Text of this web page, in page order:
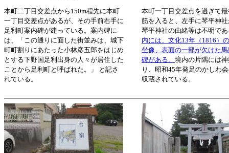
本町二丁目交差点から150m程先に本町
一丁目交差点があるが、その手前右手に
足利町案内碑が建っている。案内碑に
は、「この通りに面した街並みは、城下
町町割りにあたった小林彦五郎をはじめ
とする下野国足利出身の人々が居住した
ことから足利町と呼ばれた。」 と記さ
れている。
本町一丁目交差点を過ぎて
筋を入ると、左手に琴平神
琴平神社の由緒等は不明で
内には、文化13年（1816）
坐像、表面の一部が欠けた
碑がある。 境内の片隅には
り、昭和45年発足のかしわ
収蔵されている。